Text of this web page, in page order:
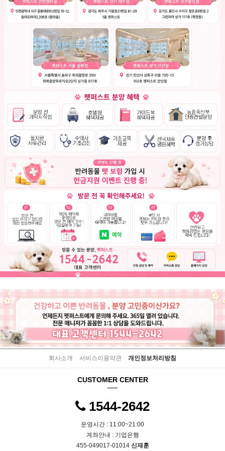
회사소개 서비스이용약관 개인정보처리방침
CUSTOMER CENTER
1544-2642
운영시간 : 11:00~21:00
계좌안내 : 기업은행
455-049017-01014 신재훈